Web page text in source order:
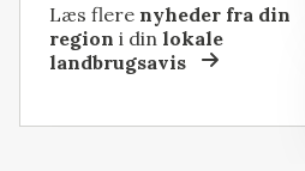
Læs flere nyheder fra din
region i dinlokale
landbrugsavis